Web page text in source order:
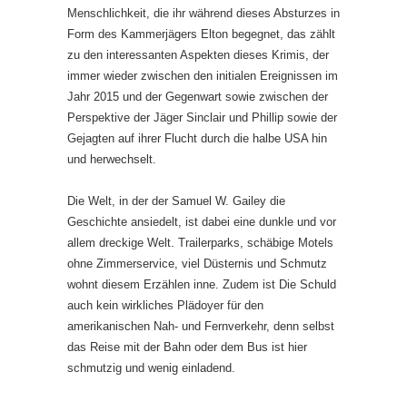
Menschlichkeit, die ihr während dieses Absturzes in
Form des Kammerjägers Elton begegnet, das zählt
zu den interessanten Aspekten dieses Krimis, der
immer wieder zwischen den initialen Ereignissen im
Jahr 2015 und der Gegenwart sowie zwischen der
Perspektive der Jäger Sinclair und Phillip sowie der
Gejagten auf ihrer Flucht durch die halbe USA hin
und herwechselt.
Die Welt, in der der Samuel W. Gailey die
Geschichte ansiedelt, ist dabei eine dunkle und vor
allem dreckige Welt. Trailerparks, schäbige Motels
ohne Zimmerservice, viel Düsternis und Schmutz
wohnt diesem Erzählen inne. Zudem ist Die Schuld
auch kein wirkliches Plädoyer für den
amerikanischen Nah- und Fernverkehr, denn selbst
das Reise mit der Bahn oder dem Bus ist hier
schmutzig und wenig einladend.